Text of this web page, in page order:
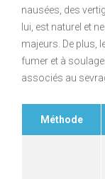
nausées, des
lui, est naturel et
majeurs. De plus,
fumer et à
associés au
Méthode